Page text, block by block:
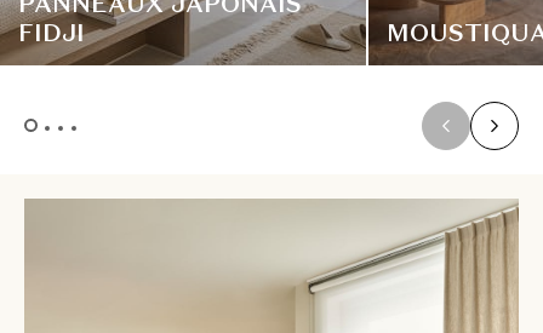
FIDJI